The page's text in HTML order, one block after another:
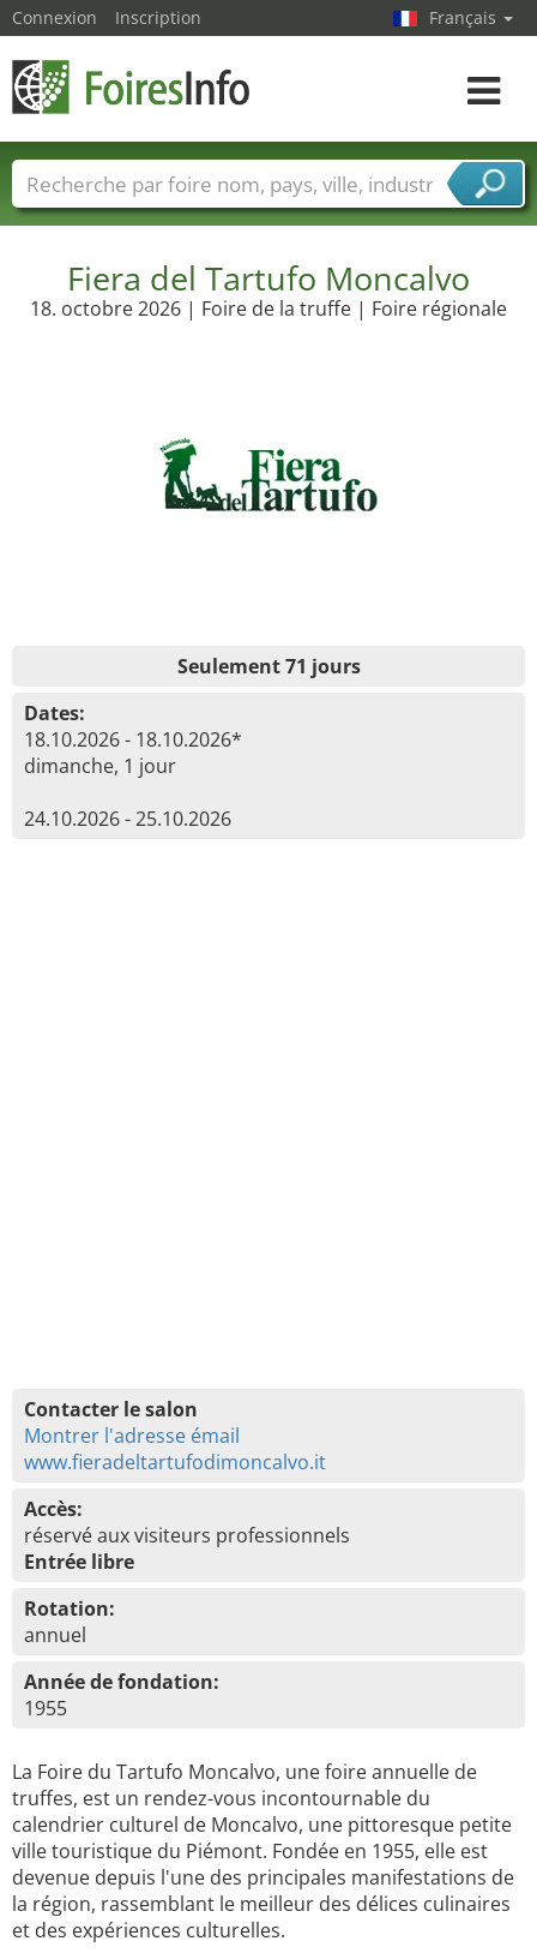
Fiera del Tartufo Moncalvo
18. octobre 2026 | Foire de la truffe | Foire régionale
Seulement 71 jours
Dates:
18.10.2026 - 18.10.2026*
dimanche, 1 jour
24.10.2026 - 25.10.2026
Contacter le salon
Montrer l'adresse émail
www.fieradeltartufodimoncalvo.it
Accès:
réservé aux visiteurs professionnels
Entrée libre
Rotation:
annuel
Année de fondation:
1955
La Foire du Tartufo Moncalvo, une foire annuelle de
truffes, est un rendez-vous incontournable du
calendrier culturel de Moncalvo, une pittoresque petite
ville touristique du Piémont. Fondée en 1955, elle est
devenue depuis l'une des principales manifestations de
la région, rassemblant le meilleur des délices culinaires
et des expériences culturelles.
Connexion Inscription Français
Toggle
Foire noms Pays Villes
Secteurs de foire